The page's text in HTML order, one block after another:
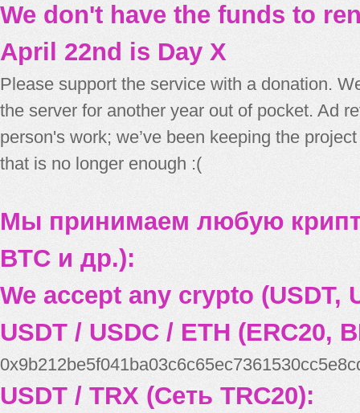
We don't have the funds to
April 22nd is Day X
Please support the service with a donation.
the server for another year out of pocket. Ad
person's work; we’ve been keeping the
that is no longer enough :(
Мы принимаем любую
BTC и др.):
We accept any crypto (USDT,
USDT / USDC / ETH (ERC20,
USDT / TRX (Сеть TRC20):